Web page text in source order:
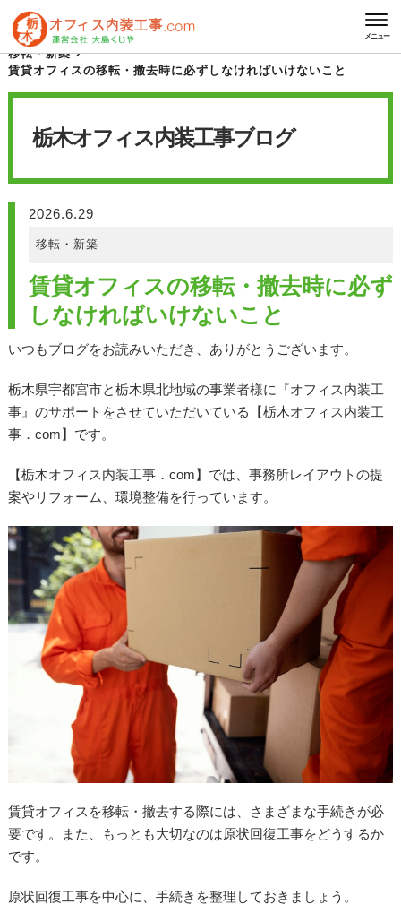
メニュー
HOME
栃木オフィス内装工事 ブログ
移転・新築
賃貸オフィスの移転・撤去時に必ずしなければいけないこと
栃木オフィス内装工事ブログ
2026.6.29
移転・新築
賃貸オフィスの移転・撤去時に必ず
しなければいけないこと
いつもブログをお読みいただき、ありがとうございます。
栃木県宇都宮市と栃木県北地域の事業者様に『オフィス内装工
事』のサポートをさせていただいている【栃木オフィス内装工
事．com】です。
【栃木オフィス内装工事．com】では、事務所レイアウトの提
案やリフォーム、環境整備を行っています。
賃貸オフィスを移転・撤去する際には、さまざまな手続きが必
要です。また、もっとも大切なのは原状回復工事をどうするか
です。
原状回復工事を中心に、手続きを整理しておきましょう。